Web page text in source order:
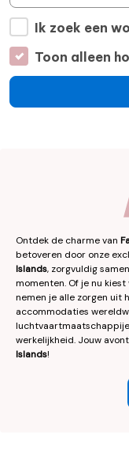
Ik zoek een
Toon alleen
Ontdek de charme van
betoveren door onze
Islands, zorgvuldig
momenten. Of je nu
nemen je alle zorgen uit
accommodaties
werkelijkheid. Jouw
Islands!